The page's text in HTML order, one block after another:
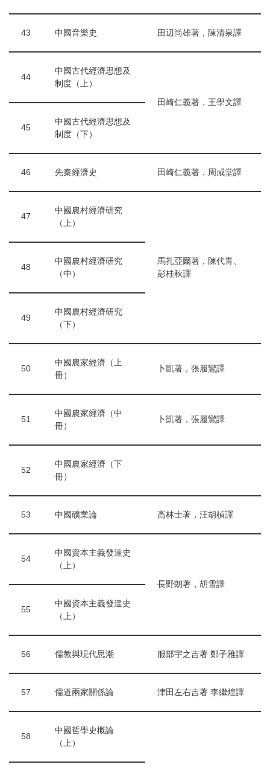
43 中國音樂史 田辺尚雄著，陳清泉譯
44
中國古代經濟思想及
制度（上）
田崎仁義著，王學文譯
45
中國古代經濟思想及
制度（下）
46 先秦經濟史 田崎仁義著，周咸堂譯
47
中國農村經濟研究
（上）
馬扎亞爾著，陳代青、
彭桂秋譯
48
中國農村經濟研究
（中）
49
中國農村經濟研究
（下）
50
中國農家經濟（上
冊）
卜凱著，張履鸞譯
51
中國農家經濟（中
冊）
卜凱著，張履鸞譯
52
中國農家經濟（下
冊）
53 中國礦業論 高林士著，汪胡楨譯
54
中國資本主義發達史
（上）
長野朗著，胡雪譯
55
中國資本主義發達史
（上）
56 儒教與現代思潮 服部宇之吉著 鄭子雅譯
57 儒道兩家關係論 津田左右吉著 李繼煌譯
58
中國哲學史概論
（上）